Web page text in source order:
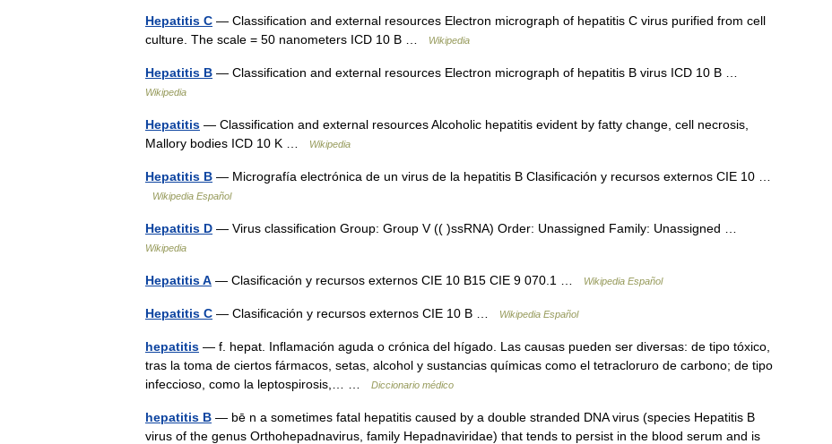
Hepatitis C — Classification and external resources Electron micrograph of hepatitis C virus purified from cell
culture. The scale = 50 nanometers ICD 10 B …
Wikipedia
Hepatitis B — Classification and external resources Electron micrograph of hepatitis B virus ICD 10 B …
Wikipedia
Hepatitis — Classification and external resources Alcoholic hepatitis evident by fatty change, cell necrosis,
Mallory bodies ICD 10 K …
Wikipedia
Hepatitis B — Micrografía electrónica de un virus de la hepatitis B Clasificación y recursos externos CIE 10 …
Wikipedia Español
Hepatitis D — Virus classification Group: Group V (( )ssRNA) Order: Unassigned Family: Unassigned …
Wikipedia
Hepatitis A — Clasificación y recursos externos CIE 10 B15 CIE 9 070.1 … Wikipedia Español
Hepatitis C — Clasificación y recursos externos CIE 10 B … Wikipedia Español
hepatitis — f. hepat. Inflamación aguda o crónica del hígado. Las causas pueden ser diversas: de tipo tóxico,
tras la toma de ciertos fármacos, setas, alcohol y sustancias químicas como el tetracloruro de carbono; de tipo
infeccioso, como la leptospirosis,… …
Diccionario médico
hepatitis B — bē n a sometimes fatal hepatitis caused by a double stranded DNA virus (species Hepatitis B
virus of the genus Orthohepadnavirus, family Hepadnaviridae) that tends to persist in the blood serum and is